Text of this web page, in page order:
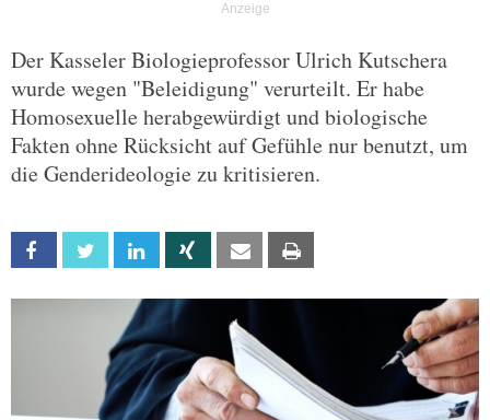
Der Kasseler Biologieprofessor Ulrich Kutschera
wurde wegen "Beleidigung" verurteilt. Er habe
Homosexuelle herabgewürdigt und biologische
Fakten ohne Rücksicht auf Gefühle nur benutzt, um
die Genderideologie zu kritisieren.
Facebook Twitter Linkedin Xing Email